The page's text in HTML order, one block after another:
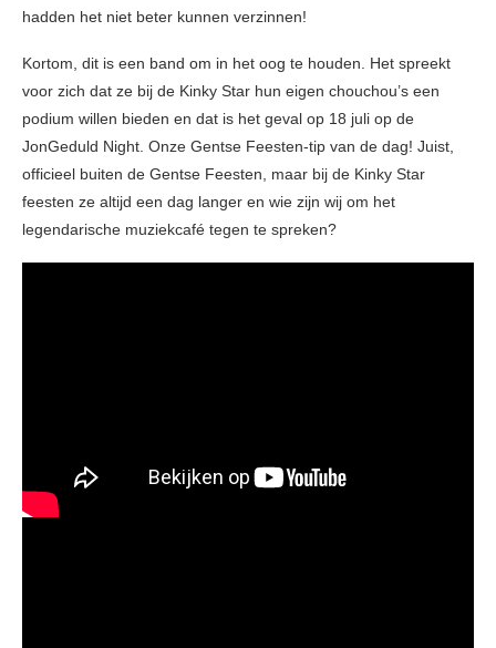
hadden het niet beter kunnen verzinnen!
Kortom, dit is een band om in het oog te houden. Het spreekt
voor zich dat ze bij de Kinky Star hun eigen chouchou’s een
podium willen bieden en dat is het geval op 18 juli op de
JonGeduld Night. Onze Gentse Feesten-tip van de dag! Juist,
officieel buiten de Gentse Feesten, maar bij de Kinky Star
feesten ze altijd een dag langer en wie zijn wij om het
legendarische muziekcafé tegen te spreken?